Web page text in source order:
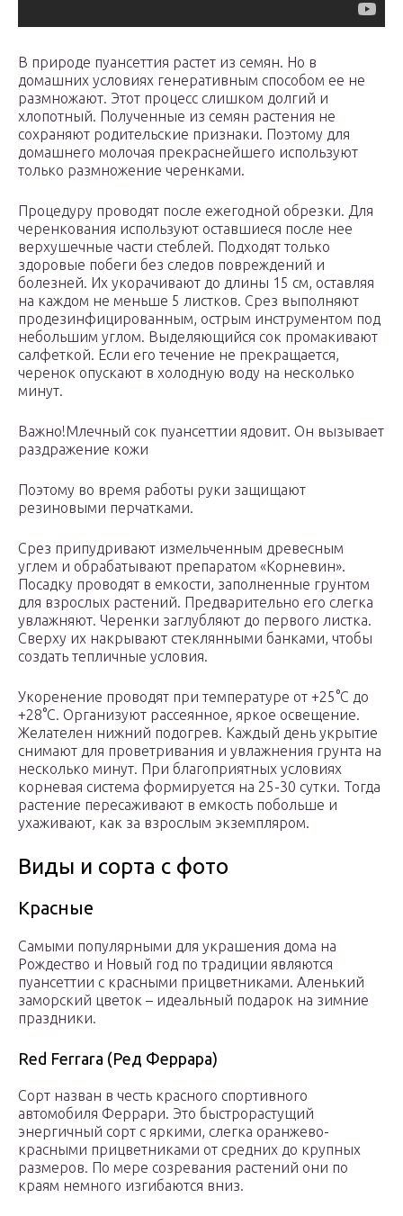
В природе пуансеттия растет из семян. Но в
домашних условиях генеративным способом ее не
размножают. Этот процесс слишком долгий и
хлопотный. Полученные из семян растения не
сохраняют родительские признаки. Поэтому для
домашнего молочая прекраснейшего используют
только размножение черенками.
Процедуру проводят после ежегодной обрезки. Для
черенкования используют оставшиеся после нее
верхушечные части стеблей. Подходят только
здоровые побеги без следов повреждений и
болезней. Их укорачивают до длины 15 см, оставляя
на каждом не меньше 5 листков. Срез выполняют
продезинфицированным, острым инструментом под
небольшим углом. Выделяющийся сок промакивают
салфеткой. Если его течение не прекращается,
черенок опускают в холодную воду на несколько
минут.
Важно!Млечный сок пуансеттии ядовит. Он вызывает
раздражение кожи
Поэтому во время работы руки защищают
резиновыми перчатками.
Срез припудривают измельченным древесным
углем и обрабатывают препаратом «Корневин».
Посадку проводят в емкости, заполненные грунтом
для взрослых растений. Предварительно его слегка
увлажняют. Черенки заглубляют до первого листка.
Сверху их накрывают стеклянными банками, чтобы
создать тепличные условия.
Укоренение проводят при температуре от +25°С до
+28°С. Организуют рассеянное, яркое освещение.
Желателен нижний подогрев. Каждый день укрытие
снимают для проветривания и увлажнения грунта на
несколько минут. При благоприятных условиях
корневая система формируется на 25-30 сутки. Тогда
растение пересаживают в емкость побольше и
ухаживают, как за взрослым экземпляром.
Виды и сорта с фото
Красные
Самыми популярными для украшения дома на
Рождество и Новый год по традиции являются
пуансеттии с красными прицветниками. Аленький
заморский цветок – идеальный подарок на зимние
праздники.
Red Ferrara (Ред Феррара)
Сорт назван в честь красного спортивного
автомобиля Феррари. Это быстрорастущий
энергичный сорт с яркими, слегка оранжево-
красными прицветниками от средних до крупных
размеров. По мере созревания растений они по
краям немного изгибаются вниз.